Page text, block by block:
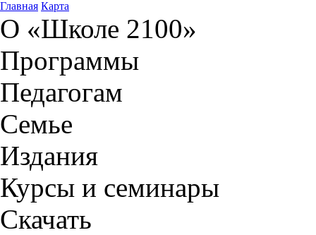
Главная Карта
О «Школе 2100»
Программы
Педагогам
Семье
Издания
Курсы и семинары
Скачать